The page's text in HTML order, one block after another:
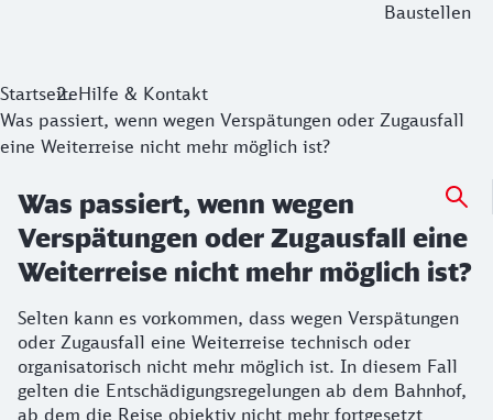
Baustellen
StartseiteHilfe & Kontakt
Was passiert, wenn wegen Verspätungen oder Zugausfall
eine Weiterreise nicht mehr möglich ist?
Was passiert, wenn wegen
Verspätungen oder Zugausfall eine
Weiterreise nicht mehr möglich ist?
Selten kann es vorkommen, dass wegen Verspätungen
oder Zugausfall eine Weiterreise technisch oder
organisatorisch nicht mehr möglich ist. In diesem Fall
gelten die Entschädigungsregelungen ab dem Bahnhof,
ab dem die Reise objektiv nicht mehr fortgesetzt